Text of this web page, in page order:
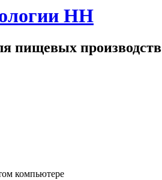
НН
пищевых производств
компьютере